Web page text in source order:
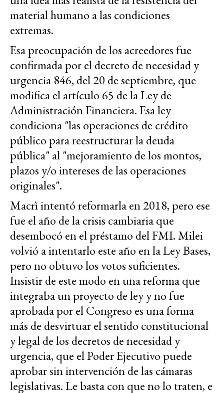
material humano a las condiciones
extremas.
Esa preocupación de los acreedores fue
confirmada por el decreto de necesidad y
urgencia 846, del 20 de septiembre, que
modifica el artículo 65 de la Ley de
Administración Financiera. Esa ley
condiciona "las operaciones de crédito
público para reestructurar la deuda
pública" al "mejoramiento de los montos,
plazos y/o intereses de las operaciones
originales".
Macrì intentó reformarla en 2018, pero ese
fue el año de la crisis cambiaria que
desembocó en el préstamo del FMI. Milei
volvió a intentarlo este año en la Ley Bases,
pero no obtuvo los votos suficientes.
Insistir de este modo en una reforma que
integraba un proyecto de ley y no fue
aprobada por el Congreso es una forma
más de desvirtuar el sentido constitucional
y legal de los decretos de necesidad y
urgencia, que el Poder Ejecutivo puede
aprobar sin intervención de las cámaras
legislativas. Le basta con que no lo traten, e